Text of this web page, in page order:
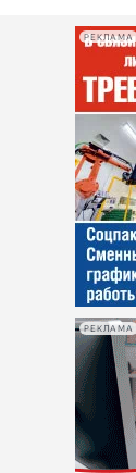
РЕКЛАМА
РЕКЛАМА